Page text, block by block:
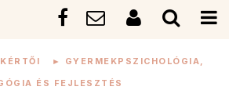
► GYERMEKPSZICHOLÓGIA,
ÉS FEJLESZTÉS